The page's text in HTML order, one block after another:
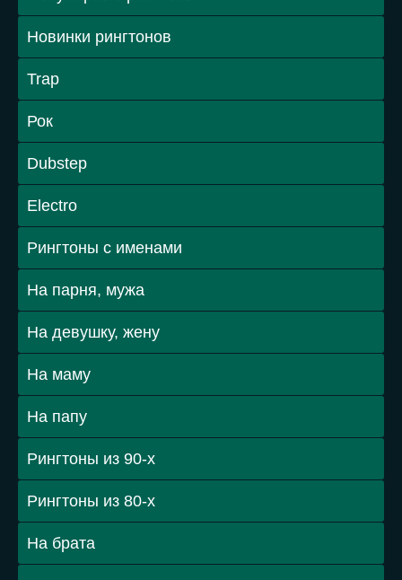
Новинки рингтонов
Trap
Рок
Dubstep
Electro
Рингтоны с именами
На парня, мужа
На девушку, жену
На маму
На папу
Рингтоны из 90-х
Рингтоны из 80-х
На брата